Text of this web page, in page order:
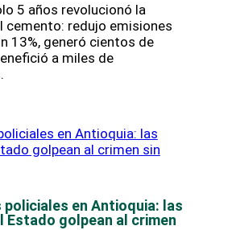
5 años revolucionó la
cemento: redujo emisiones
13%, generó cientos de
a miles de
policiales en Antioquia: las
Estado golpean al crimen